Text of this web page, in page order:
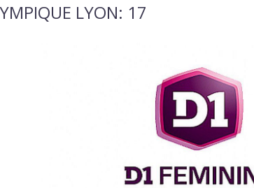
LYON: 17